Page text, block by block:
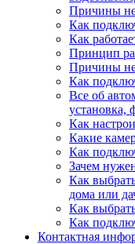
Причины
Как
Как
Принцип
Причины
Как
Все об
установка,
Как
Какие
Как
Зачем
Как
дома или
Как
Как
Контактная